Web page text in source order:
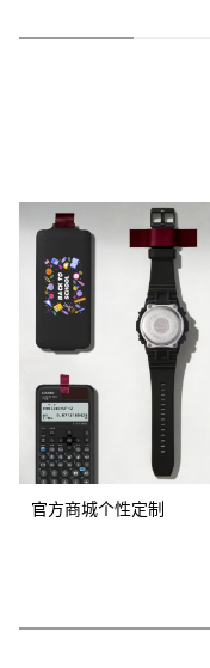
官方商城个性定制